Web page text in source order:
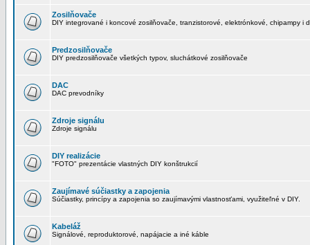
Zosilňovače
DIY integrované i koncové zosilňovače, tranzistorové, elektrónkové, chipampy i
Predzosilňovače
DIY predzosilňovače všetkých typov, sluchátkové zosilňovače
DAC
DAC prevodníky
Zdroje signálu
Zdroje signálu
DIY realizácie
"FOTO" prezentácie vlastných DIY konštrukcií
Zaujímavé súčiastky a zapojenia
Súčiastky, princípy a zapojenia so zaujímavými vlastnosťami, využiteľné v DIY.
Kabeláž
Signálové, reproduktorové, napájacie a iné káble